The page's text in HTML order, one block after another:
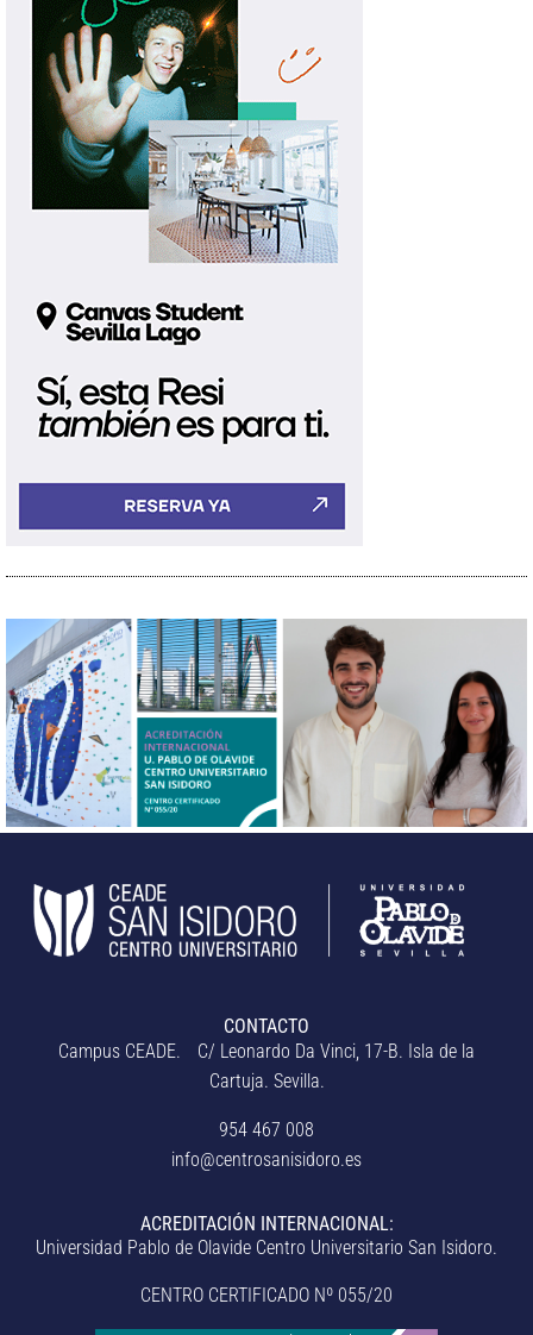
CONTACTO
Campus CEADE. C/ Leonardo Da Vinci, 17-B. Isla de la
Cartuja. Sevilla.
954 467 008
info@centrosanisidoro.es
ACREDITACIÓN INTERNACIONAL:
Universidad Pablo de Olavide Centro Universitario San Isidoro.
CENTRO CERTIFICADO Nº 055/20